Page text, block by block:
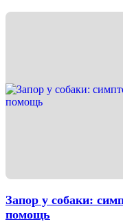
Запор у собаки:
помощь